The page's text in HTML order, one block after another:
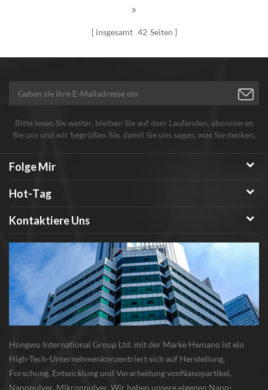
insgesamt 42 Seiten
Bitte lesen Sie weiter, bleiben Sie auf dem Laufenden, abonnieren
Sie uns und wir begrüßen Sie, damit Sie uns sagen, was Sie denken.
Folge Mir
Hot-Tag
Kontaktiere Uns
Hongwu International Group Ltd. mit der Marke Hwnano ist ein
High-Tech-Unternehmenkonzentriert sich auf Herstellung,
Forschung, Entwicklung und Verarbeitung vonNanopartikel,
Nanopulver, Mikronpulver. Wir haben unsere eigenen Nano-